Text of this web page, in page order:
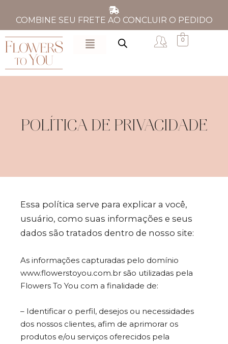
COMBINE SEU FRETE AO CONCLUIR O PEDIDO
0
POLÍTICA DE PRIVACIDADE
Essa política serve para explicar a você,
usuário, como suas informações e seus
dados são tratados dentro de nosso site:
As informações capturadas pelo domínio
www.flowerstoyou.com.br são utilizadas pela
Flowers To You com a finalidade de:
– Identificar o perfil, desejos ou necessidades
dos nossos clientes, afim de aprimorar os
produtos e/ou serviços oferecidos pela